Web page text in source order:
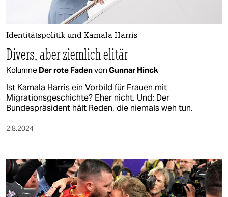
wahrheit
verlag
verlag
veranstaltungen
shop
unterstützen
abo
Identitätspolitik und Kamala Harris
Divers, aber ziemlich elitär
Kolumne Der rote Fadenvon Gunnar Hinck
Ist Kamala Harris ein Vorbild für Frauen mit
Migrationsgeschichte? Eher nicht. Und: Der
Bundespräsident hält Reden, die niemals weh tun.
2.8.2024